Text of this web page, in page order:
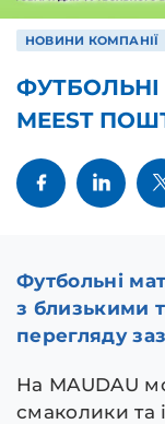
НОВИНИ КОМПАНІЇ
ФУТБОЛЬНІ
MEEST
Футбольні
з близькими
перегляду
На MAUDAU
смаколики та